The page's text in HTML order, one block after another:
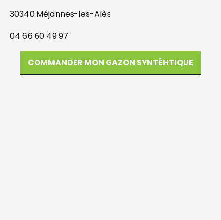
30340 Méjannes-les-Alès
04 66 60 49 97
COMMANDER MON GAZON SYNTÉHTIQUE